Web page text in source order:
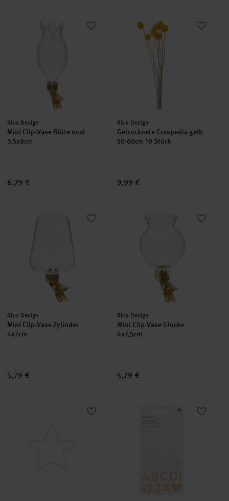
Mini Clip-Vase Blüte oval 3,5x8cm
Hersteller:
Rico Design
Mini Clip-Vase Blüte oval
3,5x8cm
6,79 €
Getrocknete Craspedia gelb
Hersteller:
Rico Design
Getrocknete Craspedia gelb
50-60cm 10 Stück
9,99 €
Mini Clip-Vase Zylinder 4x7cm
Hersteller:
Rico Design
Mini Clip-Vase Zylinder
4x7cm
5,79 €
Mini Clip-Vase Glocke 4x7,5cm
Hersteller:
Rico Design
Mini Clip-Vase Glocke
4x7,5cm
5,79 €
Metallring Stern Offwhite matt Paper Poetry Stickerblock